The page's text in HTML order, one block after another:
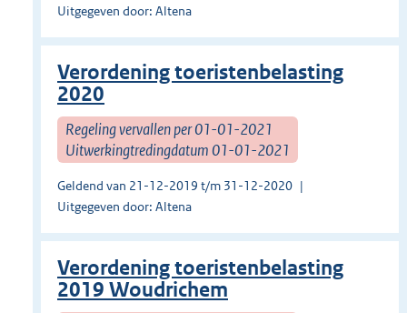
Uitgegeven door: Altena
Verordening toeristenbelasting
2020
Regeling vervallen per 01-01-2021
Uitwerkingtredingdatum 01-01-2021
Geldend van 21-12-2019 t/m 31-12-2020
Uitgegeven door: Altena
Verordening toeristenbelasting
2019 Woudrichem